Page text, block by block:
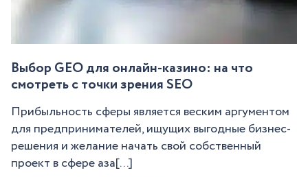
Выбор GEO для онлайн-казино: на что
смотреть с точки зрения SEO
Прибыльность сферы является веским аргументом
для предпринимателей, ищущих выгодные бизнес-
решения и желание начать свой собственный
проект в сфере аза[...]